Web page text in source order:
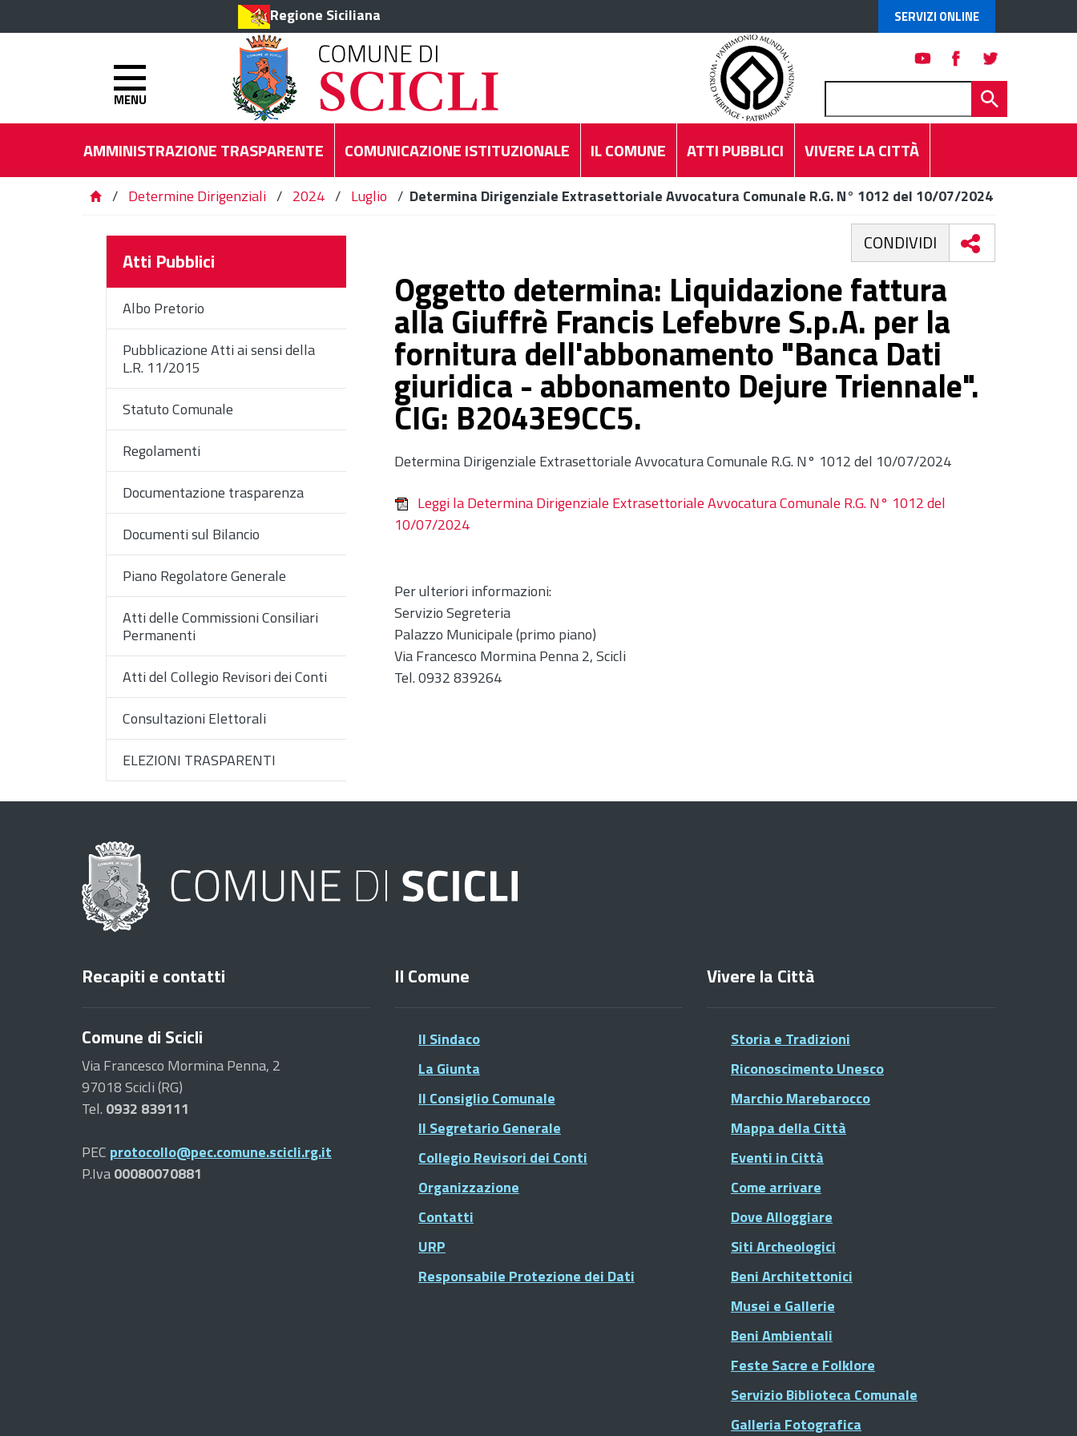
Regione Siciliana SERVIZI ONLINE
MENU
AMMINISTRAZIONE TRASPARENTE COMUNICAZIONE ISTITUZIONALE IL COMUNE ATTI PUBBLICI VIVERE LA CITTÀ
/ Determine Dirigenziali / 2024 / Luglio / Determina Dirigenziale Extrasettoriale Avvocatura Comunale R.G. N° 1012 del 10/07/2024
Atti Pubblici
Albo Pretorio
Pubblicazione Atti ai sensi della
L.R. 11/2015
Statuto Comunale
Regolamenti
Documentazione trasparenza
Documenti sul Bilancio
Piano Regolatore Generale
Atti delle Commissioni Consiliari
Permanenti
Atti del Collegio Revisori dei Conti
Consultazioni Elettorali
ELEZIONI TRASPARENTI
CONDIVIDI
Oggetto determina: Liquidazione fattura
alla Giuffrè Francis Lefebvre S.p.A. per la
fornitura dell'abbonamento "Banca Dati
giuridica - abbonamento Dejure Triennale".
CIG: B2043E9CC5.
Determina Dirigenziale Extrasettoriale Avvocatura Comunale R.G. N° 1012 del 10/07/2024
Leggi la Determina Dirigenziale Extrasettoriale Avvocatura Comunale R.G. N° 1012 del
10/07/2024
Per ulteriori informazioni:
Servizio Segreteria
Palazzo Municipale (primo piano)
Via Francesco Mormina Penna 2, Scicli
Tel. 0932 839264
Recapiti e contatti
Comune di Scicli
Via Francesco Mormina Penna, 2
97018 Scicli (RG)
Tel. 0932 839111
PEC protocollo@pec.comune.scicli.rg.it
P.Iva00080070881
Il Comune
Il Sindaco
La Giunta
Il Consiglio Comunale
Il Segretario Generale
Collegio Revisori dei Conti
Organizzazione
Contatti
URP
Responsabile Protezione dei Dati
Vivere la Città
Storia e Tradizioni
Riconoscimento Unesco
Marchio Marebarocco
Mappa della Città
Eventi in Città
Come arrivare
Dove Alloggiare
Siti Archeologici
Beni Architettonici
Musei e Gallerie
Beni Ambientali
Feste Sacre e Folklore
Servizio Biblioteca Comunale
Galleria Fotografica